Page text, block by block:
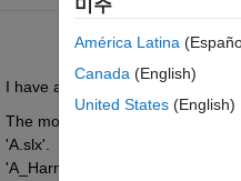
I have a model with test
The model 'A' contains
'A.slx'.  It is not possible to have
'A_Harness' so that it is
미주
América Latina
Canada (English)
United States (English)